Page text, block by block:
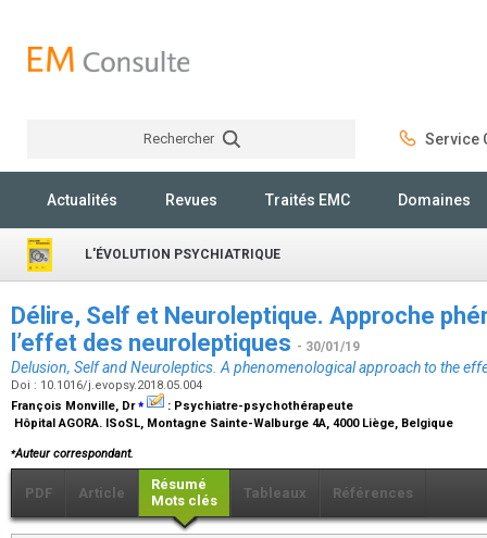
Rechercher Service
Actualités Revues Traités EMC Domaines
L'ÉVOLUTION PSYCHIATRIQUE
Délire, Self et Neuroleptique. Approche
l’effet des neuroleptiques - 30/01/19
Delusion, Self and Neuroleptics. A phenomenological approach to the
Doi : 10.1016/j.evopsy.2018.05.004
François Monville, Dr ⁎ : Psychiatre-psychothérapeute
Hôpital AGORA. ISoSL, Montagne Sainte-Walburge 4A, 4000 Liège, Belgique
⁎Auteur correspondant.
PDF Article
Résumé
Mots clés
Tableaux Références